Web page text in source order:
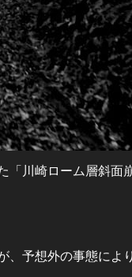
川崎ローム層斜面
、予想外の事態によ